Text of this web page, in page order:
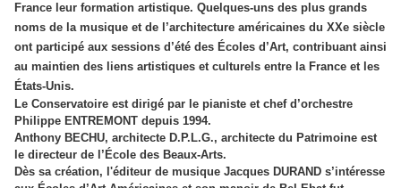
France leur formation artistique. Quelques-uns des plus grands
noms de la musique et de l’architecture américaines du XXe siècle
ont participé aux sessions d’été des Écoles d’Art, contribuant ainsi
au maintien des liens artistiques et culturels entre la France et les
États-Unis.
Le Conservatoire est dirigé par le pianiste et chef d’orchestre
Philippe ENTREMONT depuis 1994.
Anthony BECHU, architecte D.P.L.G., architecte du Patrimoine est
le directeur de l’École des Beaux-Arts.
Dès sa création, l'éditeur de musique Jacques DURAND s’intéresse